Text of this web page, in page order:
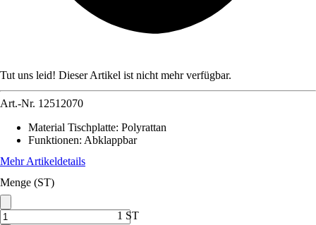
Tut uns leid! Dieser Artikel ist nicht mehr verfügbar.
Art.-Nr. 12512070
Material Tischplatte: Polyrattan
Funktionen: Abklappbar
Mehr Artikeldetails
Menge (ST)
1 ST